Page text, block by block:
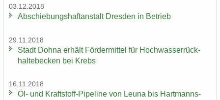
03.12.2018
Ab­schie­bungs­haft­an­stalt Dres­den in Be­trieb
29.11.2018
Stadt Dohna er­hält För­der­mit­tel für Hoch­was­ser­rück­
hal­te­be­cken bei Krebs
16.11.2018
Öl- und Kraftstoff-​Pipeline von Leuna bis Hart­manns­